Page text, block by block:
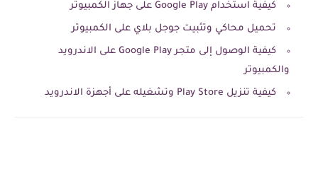
كيفية استخدام Google Play على جهاز الكمبيوتر
تحميل محاكي وتثبيت جوجل بلاي على الكمبيوتر
كيفية الوصول إلى متجر Google Play على الاندرويد
والكمبيوتر
كيفية تنزيل Play Store وتشغيله على أجهزة الاندرويد